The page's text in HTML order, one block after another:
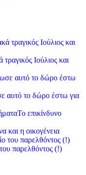
Ιούλιος και
αυτό το δώρο έστω για
Το επικίνδυνο
και η οικογένεια
παρελθόντος (!)